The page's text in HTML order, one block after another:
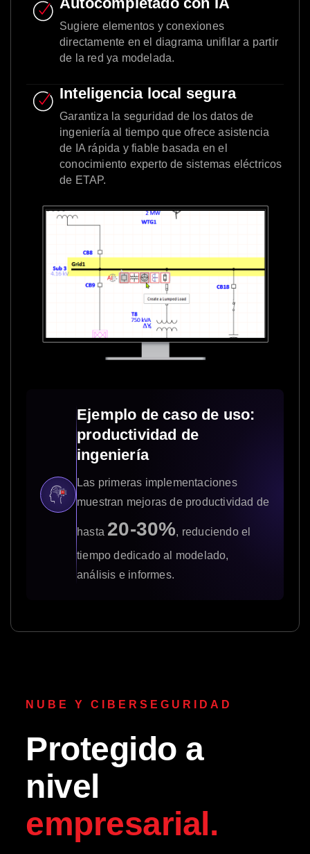
Ejemplo de caso de uso:
productividad de
ingeniería
Las primeras implementaciones
muestran mejoras de productividad de
hasta 20-30%, reduciendo el
tiempo dedicado al modelado,
análisis e informes.
Sugiere elementos y conexiones
directamente en el diagrama unifilar a partir
de la red ya modelada.
Inteligencia local segura
Garantiza la seguridad de los datos de
ingeniería al tiempo que ofrece asistencia
de IA rápida y fiable basada en el
conocimiento experto de sistemas eléctricos
de ETAP.
NUBE Y CIBERSEGURIDAD
Protegido a
nivel
empresarial.